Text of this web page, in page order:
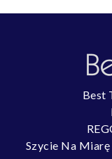
Best
Szycie Na